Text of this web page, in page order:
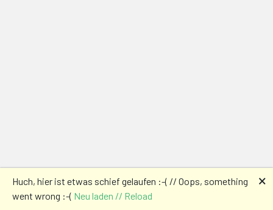
Huch, hier ist etwas schief gelaufen :-( // Oops, something
went wrong :-( Neu laden // Reload
🗙